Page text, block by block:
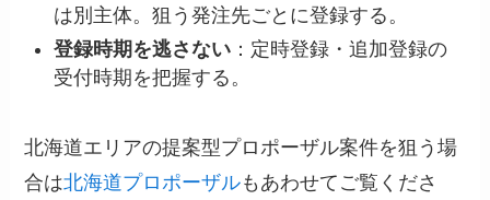
は別主体。狙う発注先ごとに登録する。
登録時期を逃さない ：定時登録・追加登録の
受付時期を把握する。
北海道エリアの提案型プロポーザル案件を狙う場
合は北海道プロポーザルもあわせてご覧くださ